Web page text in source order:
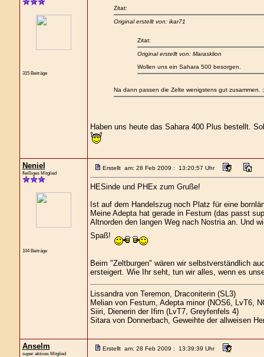
315 Beiträge
Zitat:
Original erstellt von: ikar71
Zitat:
Original erstellt von: Marasklion
Wollen uns ein Sahara 500 besorgen.
Na dann passen die Zelte wenigstens gut zusammen.
Haben uns heute das Sahara 400 Plus bestellt.
Neniel
fleißiges Mitglied
104 Beiträge
Erstellt am: 28 Feb 2009 : 13:20:57 Uhr
HESinde und PHEx zum Gruße!
Ist auf dem Handelszug noch Platz für eine
Meine Adepta hat gerade in Festum (das passt
Altnorden den langen Weg nach Nostria an. Und
Spaß!
Beim "Zeltburgen" wären wir selbstverständlich
ersteigert. Wie Ihr seht, tun wir alles, wenn es
Lissandra von Teremon, Draconiterin (SL3)
Melian von Festum, Adepta minor (NOS6, LvT6,
Siiri, Dienerin der Ifirn (LvT7, Greyfenfels 4)
Sitara von Donnerbach, Geweihte der allweisen
Anselm
super aktives Mitglied
Erstellt am: 28 Feb 2009 : 13:39:39 Uhr